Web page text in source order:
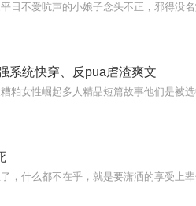
系统快穿、反pua虐渣爽文
，什么都不在乎，就是要潇洒的享受上